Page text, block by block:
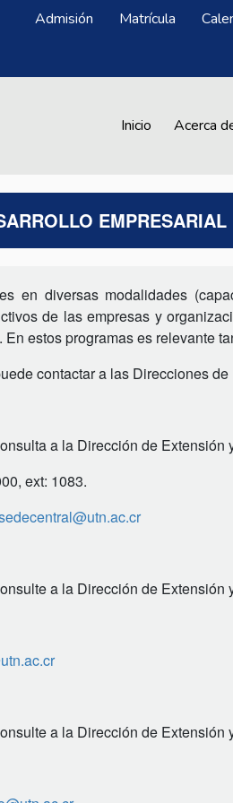
Menú Superior
Admisión Matrícula
Main navigation
Inicio Acerca
EMPRESARIAL
en diversas modalidades
de las empresas y
estos programas es relevante
contactar a las Direcciones
a la Dirección de Extensión
ext: 1083.
a la Dirección de Extensión
a la Dirección de Extensión